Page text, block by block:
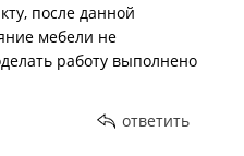
после данной
мебели не
работу выполнено
ответить